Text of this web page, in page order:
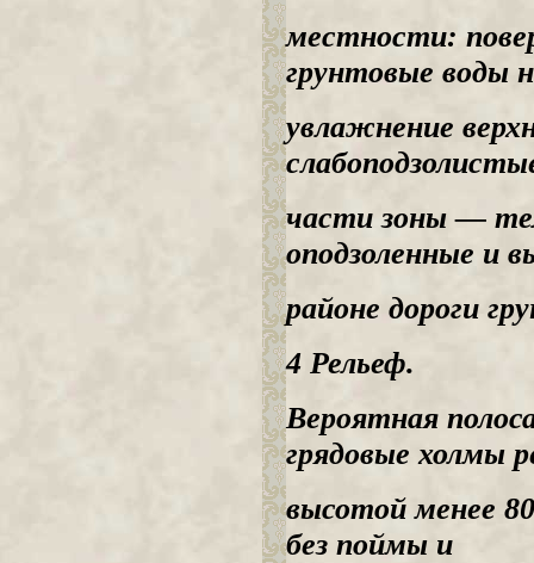
местности:
грунтовые воды
увлажнение
части зоны —
оподзоленные и
районе дороги
4 Рельеф.
Вероятная
грядовые холмы
высотой менее
без поймы и